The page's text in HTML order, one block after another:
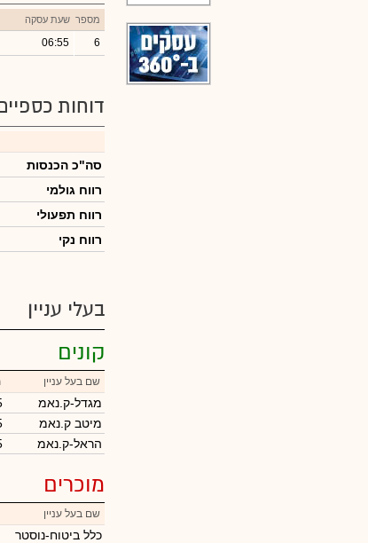
מספר שעת עסקה
6
06:55
דוחות
סה"כ הכנסות
רווח גולמי
רווח תפעולי
רווח נקי
בעלי עניין
קונים
שם בעל עניין
מגדל-ק.נאמ
מיטב ק.נאמ
הראל-ק.נאמ
מוכרים
שם בעל עניין
כלל ביטוח-נוסטר